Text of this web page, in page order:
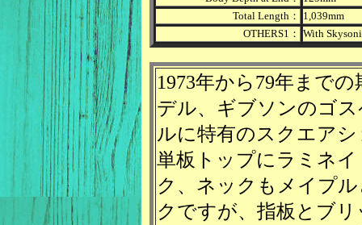
Total Length：
1,039mm
OTHERS1： With
1973年から79年まで
デル、ギブソンのゴ
ルに特有のスクエア
単板トップにラミネ
ク、ネックもメイプ
クですが、指板とブ